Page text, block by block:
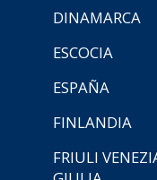
DINAMARCA
ESCOCIA
ESPAÑA
FINLANDIA
FRIULI